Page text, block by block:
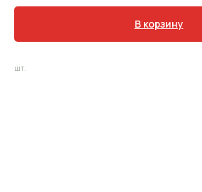
В корзину
шт.